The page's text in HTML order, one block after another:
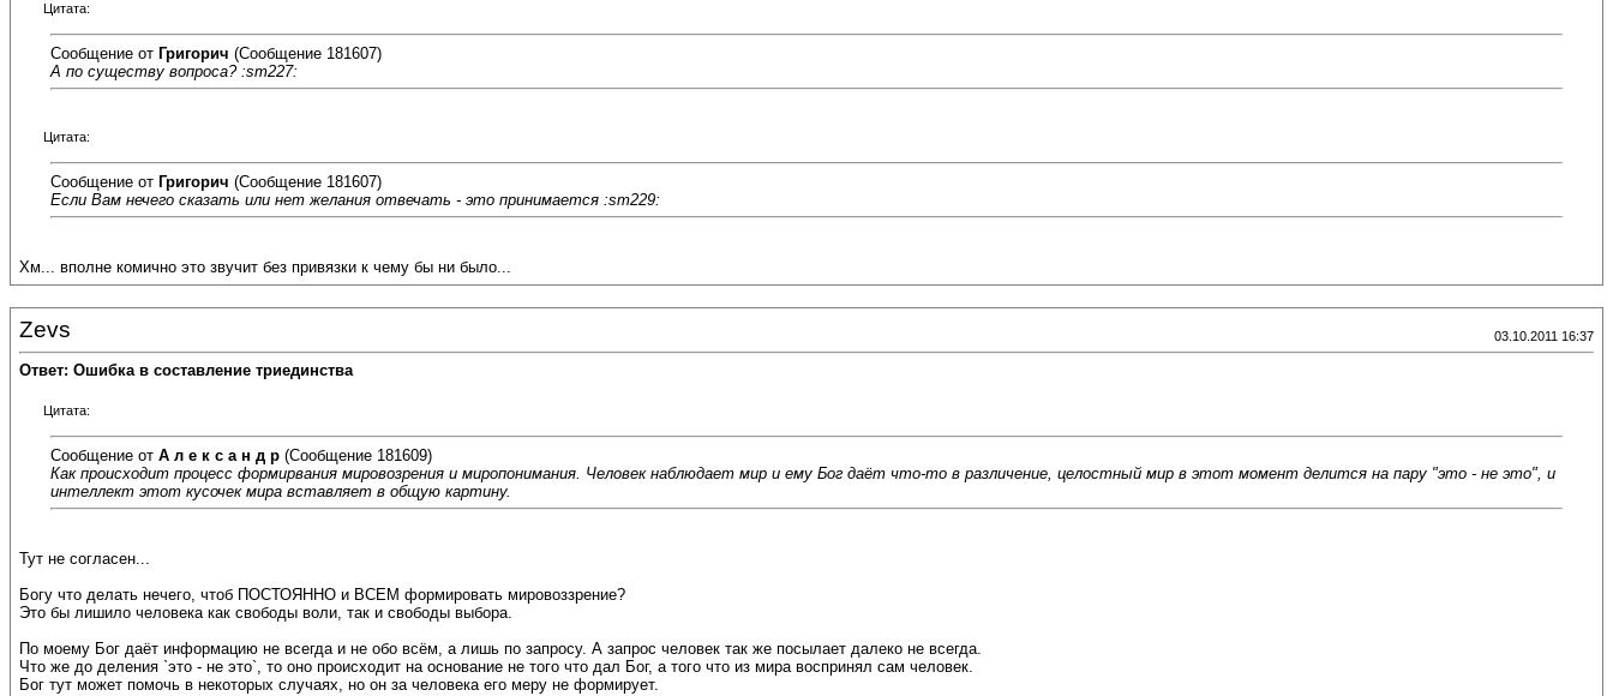
Цитата:
Сообщение от Григорич (Сообщение 181607)
А по существу вопроса? :sm227:
Цитата:
Сообщение от Григорич (Сообщение 181607)
Если Вам нечего сказать или нет желания отвечать - это принимается :sm229:
Хм... вполне комично это звучит без привязки к чему бы ни было...
Zevs 03.10.2011 16:37
Ответ: Ошибка в составление триединства
Цитата:
Сообщение от А л е к с а н д р (Сообщение 181609)
Как происходит процесс формирвания мировозрения и миропонимания. Человек наблюдает мир и ему Бог даёт что-то в различение, целостный мир в этот момент делится на пару "это - не это", и
интеллект этот кусочек мира вставляет в общую картину.
Тут не согласен...
Богу что делать нечего, чтоб ПОСТОЯННО и ВСЕМ формировать мировоззрение?
Это бы лишило человека как свободы воли, так и свободы выбора.
По моему Бог даёт информацию не всегда и не обо всём, а лишь по запросу. А запрос человек так же посылает далеко не всегда.
Что же до деления `это - не это`, то оно происходит на основание не того что дал Бог, а того что из мира воспринял сам человек.
Бог тут может помочь в некоторых случаях, но он за человека его меру не формирует.